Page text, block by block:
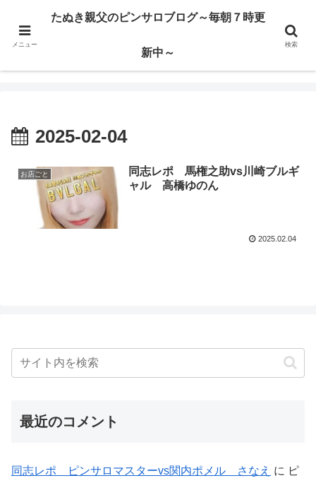
ハードサービス嬢を求めて3000回ピンサロで遊んだ親父
たぬき親父のピンサロブログ～毎朝７時更新中～
2025-02-04
お店ごと
同志レポ 馬権之助vs川崎ブルギ
ャル 高橋ゆのん
2025.02.04
最近のコメント
同志レポ ピンサロマスターvs関内ポメル さなえ に ピ
メニュー
たぬき親父のピンサロブログ～毎朝７時更
新中～
検索